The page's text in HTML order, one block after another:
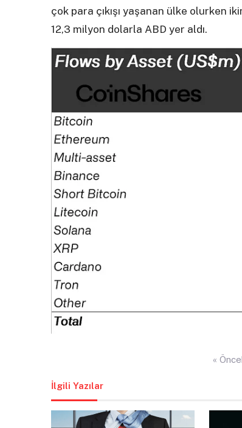
çok para çıkışı yaşanan ülke olurken
12,3 milyon dolarla ABD yer aldı.
«
İlgili Yazılar